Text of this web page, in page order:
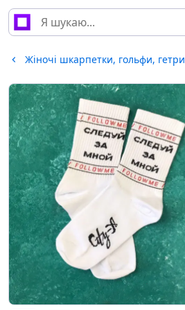
Жіночі шкарпетки, гольфи, гетри